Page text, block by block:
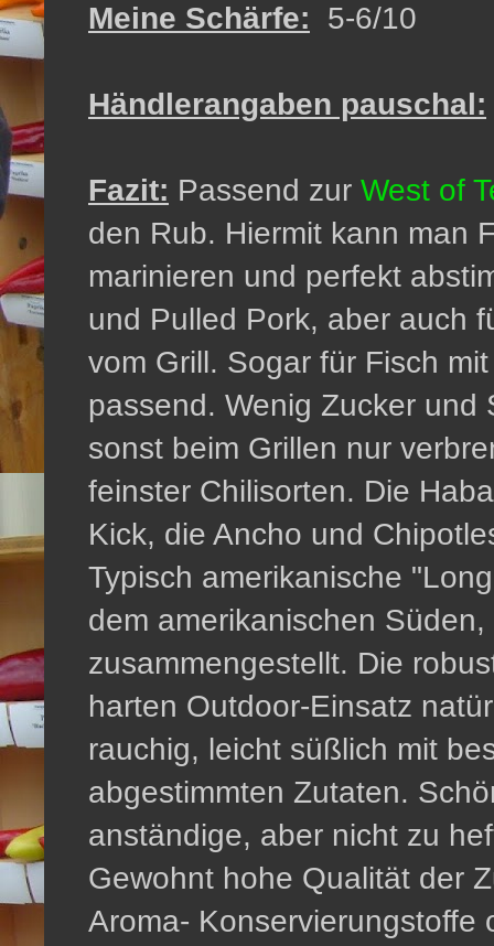
Meine Schärfe: 5-6/10
Händlerangaben pauschal:
Fazit: Passend zur West of
den Rub. Hiermit kann man
marinieren und perfekt
und Pulled Pork, aber auch
vom Grill. Sogar für Fisch
passend. Wenig Zucker
sonst beim Grillen nur
feinster Chilisorten. Die
Kick, die Ancho und
Typisch amerikanische
dem amerikanischen
zusammengestellt. Die
harten Outdoor-Einsatz
rauchig, leicht süßlich mit
abgestimmten Zutaten.
anständige, aber nicht zu
Gewohnt hohe Qualität der
Aroma- Konservierungstoffe